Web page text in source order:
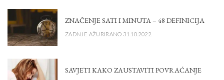
ZNAČENJE SATI I MINUTA – 48 DEFINICIJA
ZADNJE AŽURIRANO 31.10.2022.
SAVJETI KAKO ZAUSTAVITI POVRAĆANJE